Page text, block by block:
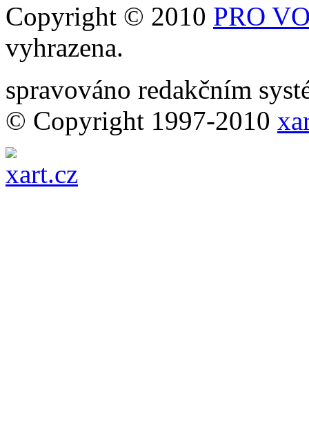
Copyright © 2010 PRO
vyhrazena.
spravováno redakčním
© Copyright 1997-2010